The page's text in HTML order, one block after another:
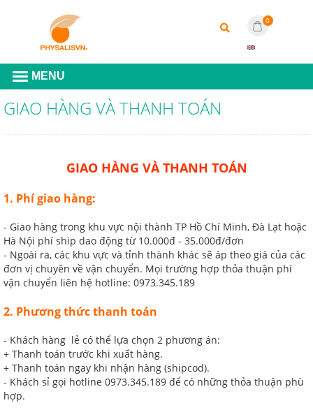
0
GIAO HÀNG VÀ THANH TOÁN
GIAO HÀNG VÀ THANH TOÁN
1. Phí giao hàng:
- Giao hàng trong khu vực nội thành TP Hồ Chí Minh, Đà Lạt hoặc
Hà Nội phí ship dao động từ 10.000đ - 35.000đ/đơn
- Ngoài ra, các khu vực và tỉnh thành khác sẽ áp theo giá của các
đơn vị chuyên về vận chuyển. Mọi trường hợp thỏa thuận phí
vận chuyển liên hệ hotline: 0973.345.189
2. Phương thức thanh toán
- Khách hàng lẻ có thể lựa chọn 2 phương án:
+ Thanh toán trước khi xuất hàng.
+ Thanh toán ngay khi nhận hàng (shipcod).
- Khách sỉ gọi hotline 0973.345.189 để có những thỏa thuận phù
hợp.